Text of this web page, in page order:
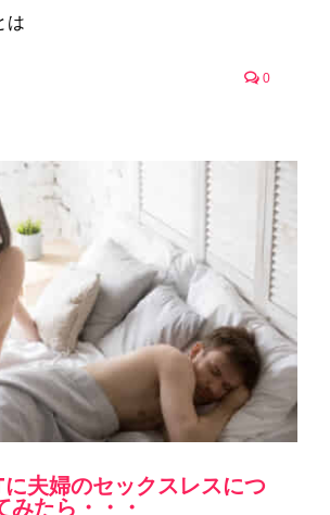
は
0
夫婦のセックスレスにつ
みたら・・・